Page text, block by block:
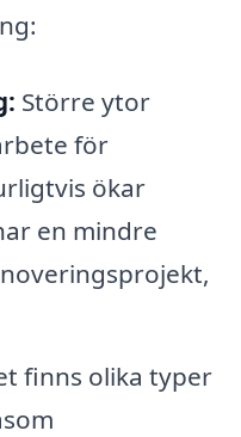
Större ytor
för
ökar
en mindre
finns olika typer